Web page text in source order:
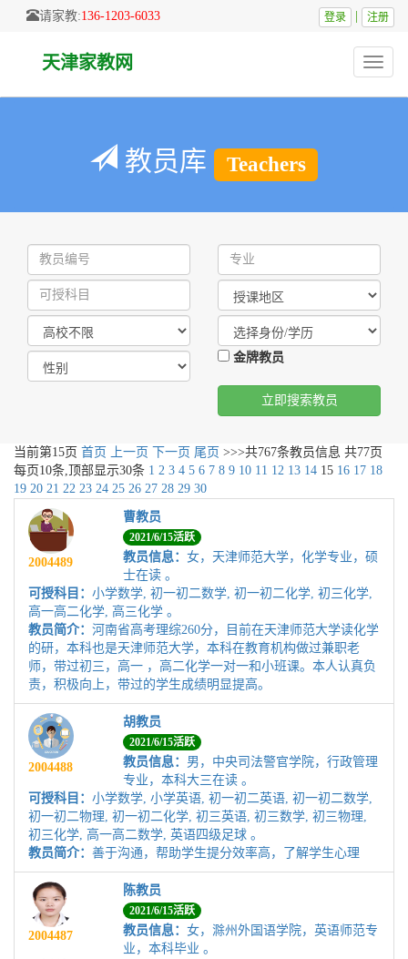
请家教:136-1203-6033 登录 注册
Toggle
天津家教网
教员库 Teachers
金牌教员
当前第15页 首页 上一页 下一页 尾页 >>>共767条教员信息 共77页
每页 10条,顶部显示30条 1 2 3 4 5 6 7 8 9 10 11 12 13 14 15 16 17 18
19 20 21 22 23 24 25 26 27 28 29 30
2004489
曹教员
2021/6/15活跃
教员信息： 女，天津师范大学，化学专业，硕
士在读 。
可授科目： 小学数学, 初一初二数学, 初一初二化学, 初三化学,
高一高二化学, 高三化学 。
教员简介： 河南省高考理综260分，目前在天津师范大学读化学
的研，本科也是天津师范大学，本科在教育机构做过兼职老
师，带过初三，高一 ，高二化学一对一和小班课。本人认真负
责，积极向上，带过的学生成绩明显提高。
2004488
胡教员
2021/6/15活跃
教员信息： 男，中央司法警官学院，行政管理
专业，本科大三在读 。
可授科目： 小学数学, 小学英语, 初一初二英语, 初一初二数学,
初一初二物理, 初一初二化学, 初三英语, 初三数学, 初三物理,
初三化学, 高一高二数学, 英语四级足球 。
教员简介： 善于沟通，帮助学生提分效率高，了解学生心理
2004487
陈教员
2021/6/15活跃
教员信息： 女，滁州外国语学院，英语师范专
业，本科毕业 。